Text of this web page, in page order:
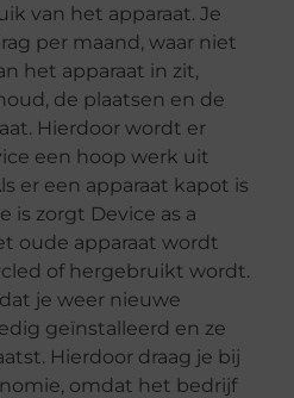
van het apparaat. Je
per maand, waar niet
het apparaat in zit,
de plaatsen en de
Hierdoor wordt er
een hoop werk uit
er een apparaat kapot is
is zorgt Device as a
oude apparaat wordt
of hergebruikt wordt.
je weer nieuwe
geïnstalleerd en ze
Hierdoor draag je bij
omdat het bedrijf